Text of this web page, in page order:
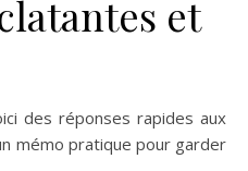
et
des réponses rapides aux
mémo pratique pour garder